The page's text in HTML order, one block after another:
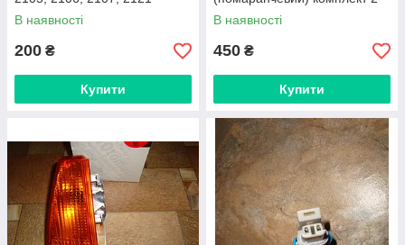
поліуритан (комплект 8 штук)
Detalka, Україна
В наявності
200 ₴
Купити
штуки , виробник Eser, Турція
В наявності
450 ₴
Купити